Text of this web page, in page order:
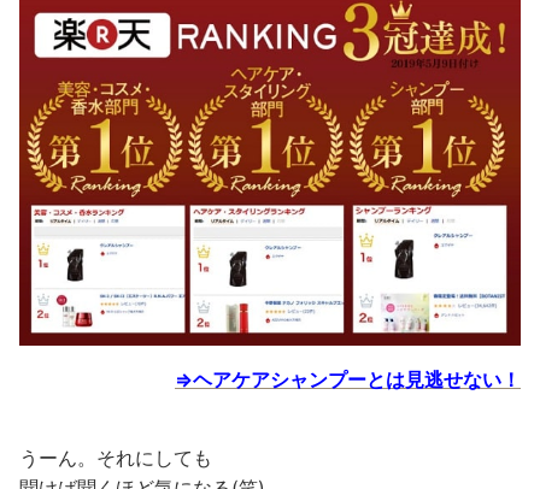
⇒ヘアケアシャンプーとは見逃せない！
うーん。それにしても